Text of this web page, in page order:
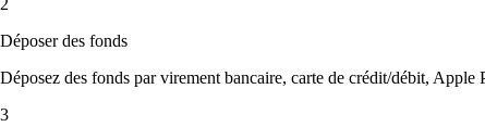
2
Déposer des fonds
Déposez des fonds par virement bancaire, carte de crédit/débit,
3